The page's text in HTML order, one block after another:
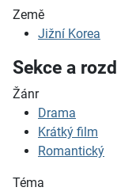
Země
Jižní Korea
Sekce a
Žánr
Drama
Krátký film
Romantický
Téma